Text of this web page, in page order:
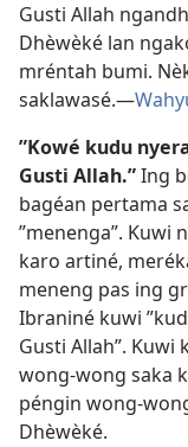
Gusti Allah
Dhèwèké lan
mréntah bumi.
saklawasé.—
”Kowé kudu
Gusti Allah.”Ing
bagéan pertama
”menenga”. Kuwi
karo artiné,
meneng pas ing
Ibraniné kuwi
Gusti Allah”. Kuwi
wong-wong saka
péngin wong-
Dhèwèké.